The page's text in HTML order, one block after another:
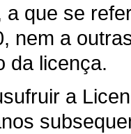
que se
nem a
da licença.
a